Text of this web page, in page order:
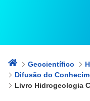
Geocientífico
Difusão do